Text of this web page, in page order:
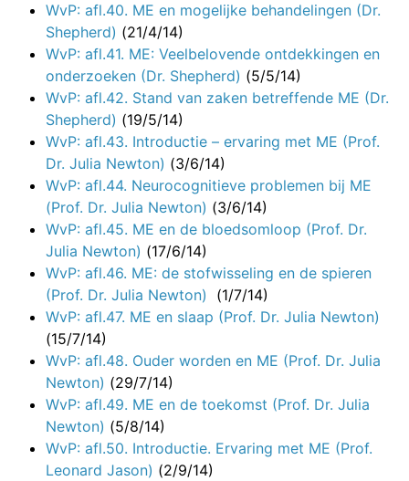
WvP: afl.40. ME en mogelijke behandelingen (Dr.
Shepherd) (21/4/14)
WvP: afl.41. ME: Veelbelovende ontdekkingen en
onderzoeken (Dr. Shepherd) (5/5/14)
WvP: afl.42. Stand van zaken betreffende ME (Dr.
Shepherd) (19/5/14)
WvP: afl.43. Introductie – ervaring met ME (Prof.
Dr. Julia Newton) (3/6/14)
WvP: afl.44. Neurocognitieve problemen bij ME
(Prof. Dr. Julia Newton) (3/6/14)
WvP: afl.45. ME en de bloedsomloop (Prof. Dr.
Julia Newton) (17/6/14)
WvP: afl.46. ME: de stofwisseling en de spieren
(Prof. Dr. Julia Newton) (1/7/14)
WvP: afl.47. ME en slaap (Prof. Dr. Julia Newton)
(15/7/14)
WvP: afl.48. Ouder worden en ME (Prof. Dr. Julia
Newton) (29/7/14)
WvP: afl.49. ME en de toekomst (Prof. Dr. Julia
Newton) (5/8/14)
WvP: afl.50. Introductie. Ervaring met ME (Prof.
Leonard Jason) (2/9/14)